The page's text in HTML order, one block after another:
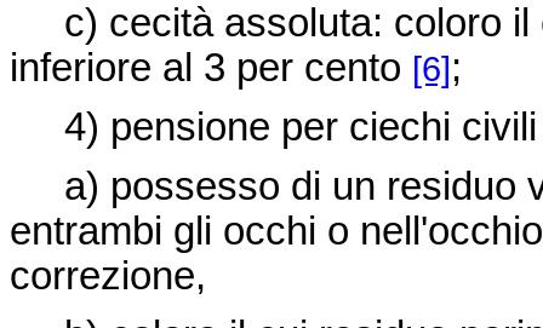
c) cecità assoluta: coloro il
inferiore al 3 per cento [6];
4) pensione per ciechi civili
a) possesso di un residuo
entrambi gli occhi o
correzione,